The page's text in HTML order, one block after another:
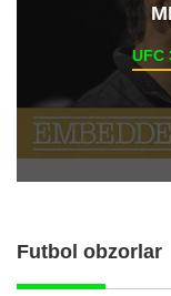
UFC
Futbol obzorlar